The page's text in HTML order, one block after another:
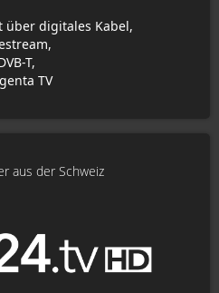
über digitales Kabel,
T,
TV
aus der Schweiz